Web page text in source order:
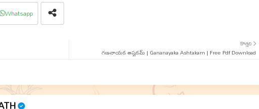
Whatsapp
కొత్తది
గణనాయక అష్టకమ్ | Gananayaka Ashtakam | Free Pdf Download